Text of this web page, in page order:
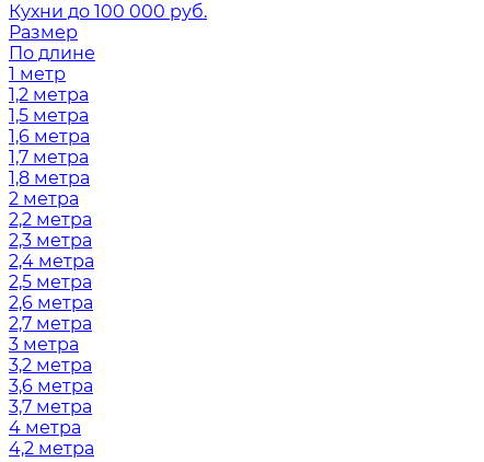
Кухни до 100 000 руб.
Размер
По длине
1 метр
1,2 метра
1,5 метра
1,6 метра
1,7 метра
1,8 метра
2 метра
2,2 метра
2,3 метра
2,4 метра
2,5 метра
2,6 метра
2,7 метра
3 метра
3,2 метра
3,6 метра
3,7 метра
4 метра
4,2 метра